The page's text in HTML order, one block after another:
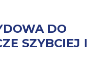
DO
SZYBCIEJ I